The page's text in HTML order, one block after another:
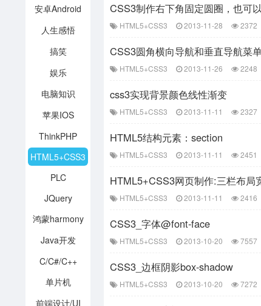
安卓Android
人生感悟
搞笑
娱乐
电脑知识
苹果IOS
ThinkPHP
HTML5+CSS3
PLC
JQuery
鸿蒙harmony
Java开发
C/C#/C++
单片机
前端设计/UI
CSS3制作右下角固定圆圈，也可
HTML5+CSS3 2013-11-28 2372
CSS3圆角横向导航和垂直导航菜
HTML5+CSS3 2013-11-26 2248
css3实现背景颜色线性渐变
HTML5+CSS3 2013-11-11 2327
HTML5结构元素：section
HTML5+CSS3 2013-11-11 2451
HTML5+CSS3网页制作:三栏布局
HTML5+CSS3 2013-11-11 2416
CSS3_字体@font-face
HTML5+CSS3 2013-10-20 7557
CSS3_边框阴影box-shadow
HTML5+CSS3 2013-10-20 7272